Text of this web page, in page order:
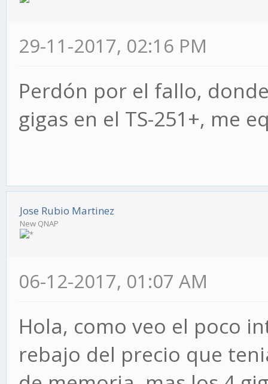
29-11-2017, 02:16 PM
Perdón por el fallo,
gigas en el TS-251+, me
Jose Rubio Martinez
New QNAP
06-12-2017, 01:07 AM
Hola, como veo el poco
rebajo del precio que